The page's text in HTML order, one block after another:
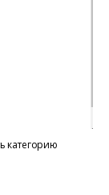
категорию